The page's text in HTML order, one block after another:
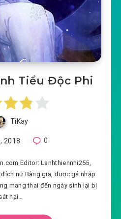
Tiểu Độc Phi
TiKay
2018 0
Editor: Lanhthiennhi255,
đích nữ Bàng gia, được gả nhập
mang thai đến ngày sinh lại bị
hại…